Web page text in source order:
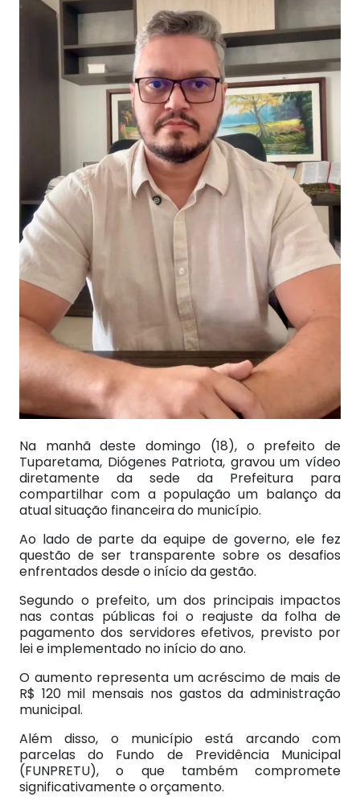
Na manhã deste domingo (18), o prefeito de
Tuparetama, Diógenes Patriota, gravou um vídeo
diretamente da sede da Prefeitura para
compartilhar com a população um balanço da
atual situação financeira do município.
Ao lado de parte da equipe de governo, ele fez
questão de ser transparente sobre os desafios
enfrentados desde o início da gestão.
Segundo o prefeito, um dos principais impactos
nas contas públicas foi o reajuste da folha de
pagamento dos servidores efetivos, previsto por
lei e implementado no início do ano.
O aumento representa um acréscimo de mais de
R$ 120 mil mensais nos gastos da administração
municipal.
Além disso, o município está arcando com
parcelas do Fundo de Previdência Municipal
(FUNPRETU), o que também compromete
significativamente o orçamento.